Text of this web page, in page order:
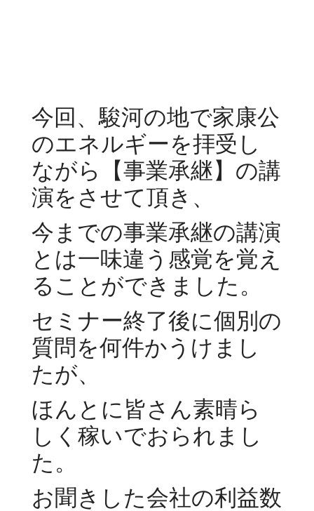
今回、駿河の地で家康公
のエネルギーを拝受し
ながら【事業承継】の講
演をさせて頂き、
今までの事業承継の講演
とは一味違う感覚を覚え
ることができました。
セミナー終了後に個別の
質問を何件かうけまし
たが、
ほんとに皆さん素晴ら
しく稼いでおられまし
た。
お聞きした会社の利益数